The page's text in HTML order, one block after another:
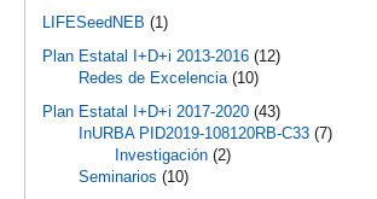
LIFESeedNEB (1)
Plan Estatal I+D+i 2013-2016 (12)
Redes de Excelencia (10)
Plan Estatal I+D+i 2017-2020 (43)
InURBA PID2019-108120RB-C33 (7)
Investigación (2)
Seminarios (10)